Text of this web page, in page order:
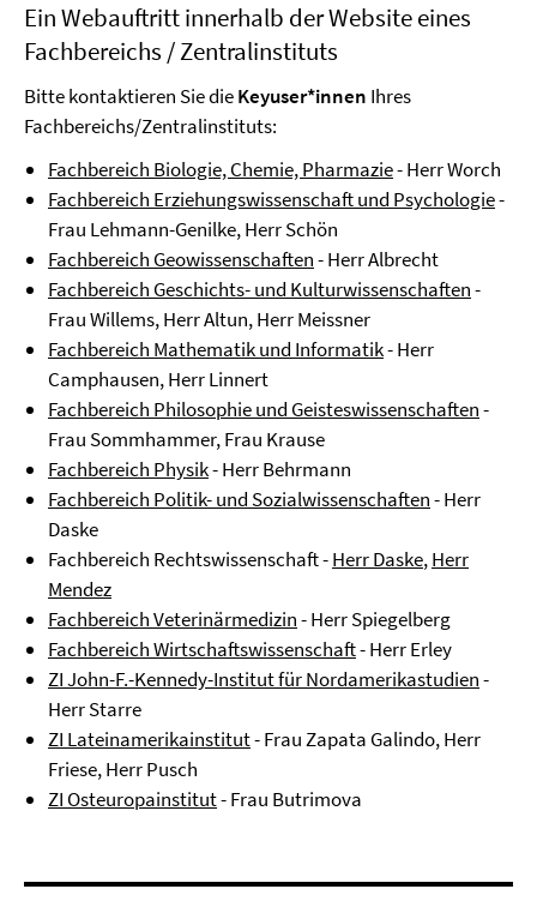
Ein Webauftritt innerhalb der Website eines
Fachbereichs / Zentralinstituts
Bitte kontaktieren Sie dieKeyuser*innen Ihres
Fachbereichs/Zentralinstituts:
Fachbereich Biologie, Chemie, Pharmazie- Herr Worch
Fachbereich Erziehungswissenschaft und Psychologie-
Frau Lehmann-Genilke, Herr Schön
Fachbereich Geowissenschaften- Herr Albrecht
Fachbereich Geschichts- und Kulturwissenschaften-
Frau Willems, Herr Altun, Herr Meissner
Fachbereich Mathematik und Informatik- Herr
Camphausen, Herr Linnert
Fachbereich Philosophie und Geisteswissenschaften-
Frau Sommhammer, Frau Krause
Fachbereich Physik- Herr Behrmann
Fachbereich Politik- und Sozialwissenschaften- Herr
Daske
Fachbereich Rechtswissenschaft -Herr Daske,Herr
Mendez
Fachbereich Veterinärmedizin- Herr Spiegelberg
Fachbereich Wirtschaftswissenschaft- Herr Erley
ZI John-F.-Kennedy-Institut für Nordamerikastudien-
Herr Starre
ZI Lateinamerikainstitut- Frau Zapata Galindo, Herr
Friese, Herr Pusch
ZI Osteuropainstitut- Frau Butrimova